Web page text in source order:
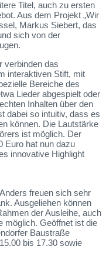
Titel, auch zu ersten
Aus dem Projekt „Wir
Markus Siebert, das
sich von der
verbinden das
interaktiven Stift, mit
Bereiche des
Lieder abgespielt oder
Inhalten über den
dabei so intuitiv, dass es
können. Die Lautstärke
ist möglich. Der
Euro hat nun dazu
innovative Highlight
freuen sich sehr
Ausgeliehen können
der Ausleihe, auch
möglich. Geöffnet ist die
Baustraße
bis 17.30 sowie